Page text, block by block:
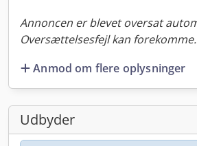
Annoncen er blevet oversat
Oversættelsesfejl kan forekomme.
Anmod om flere oplysninger
Udbyder